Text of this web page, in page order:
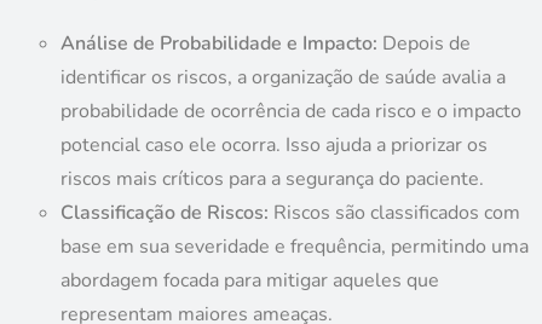
Análise de Probabilidade e Impacto: Depois de
identificar os riscos, a organização de saúde avalia a
probabilidade de ocorrência de cada risco e o impacto
potencial caso ele ocorra. Isso ajuda a priorizar os
riscos mais críticos para a segurança do paciente.
Classificação de Riscos: Riscos são classificados com
base em sua severidade e frequência, permitindo uma
abordagem focada para mitigar aqueles que
representam maiores ameaças.